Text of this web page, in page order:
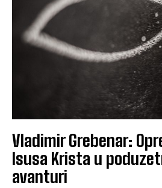
Vladimir Grebenar:
Isusa Krista u
avanturi